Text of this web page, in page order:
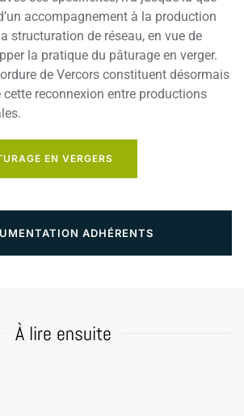
accompagnement à la production
structuration de réseau, en vue de
la pratique du pâturage en verger.
de Vercors constituent désormais
cette reconnexion entre productions
EN VERGERS
ADHÉRENTS
À lire ensuite